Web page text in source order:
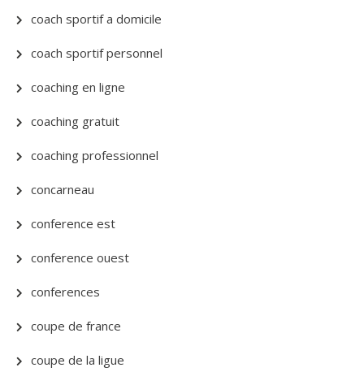
coach sportif a domicile
coach sportif personnel
coaching en ligne
coaching gratuit
coaching professionnel
concarneau
conference est
conference ouest
conferences
coupe de france
coupe de la ligue